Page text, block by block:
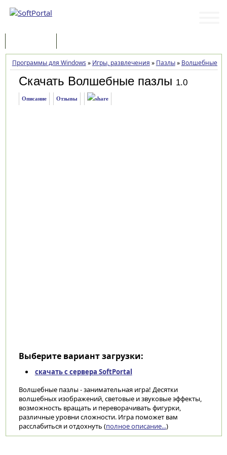
Программы для Windows » Игры, развлечения » Пазлы» Волшебные
Скачать Волшебные пазлы 1.0
Описание Отзывы
Выберите вариант загрузки:
скачать с сервера SoftPortal
Волшебные пазлы - занимательная игра! Десятки
волшебных изображений, световые и звуковые эффекты,
возможность вращать и переворачивать фигурки,
различные уровни сложности. Игра поможет вам
расслабиться и отдохнуть (полное описание...)